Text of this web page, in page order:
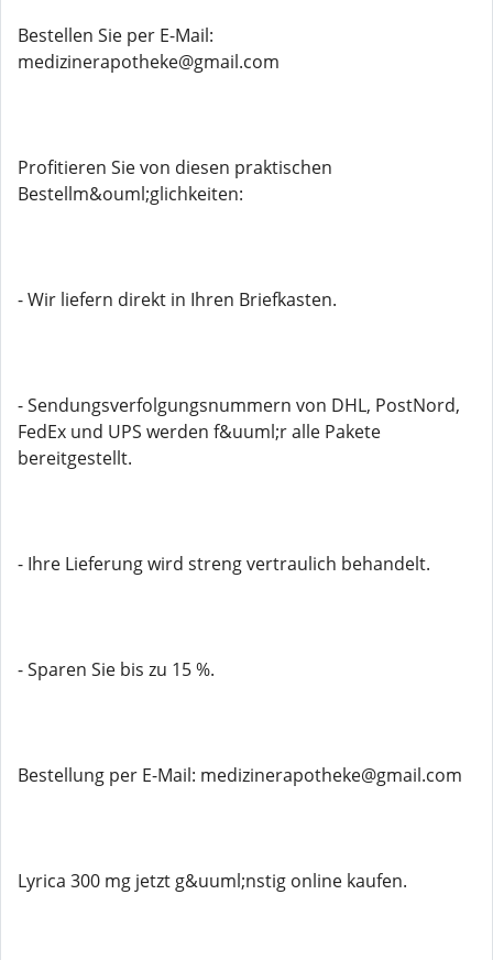
Bestellen Sie per E-Mail:
medizinerapotheke@gmail.com
Profitieren Sie von diesen praktischen
Bestellm&ouml;glichkeiten:
- Wir liefern direkt in Ihren Briefkasten.
- Sendungsverfolgungsnummern von DHL, PostNord,
FedEx und UPS werden f&uuml;r alle Pakete
bereitgestellt.
- Ihre Lieferung wird streng vertraulich behandelt.
- Sparen Sie bis zu 15 %.
Bestellung per E-Mail: medizinerapotheke@gmail.com
Lyrica 300 mg jetzt g&uuml;nstig online kaufen.